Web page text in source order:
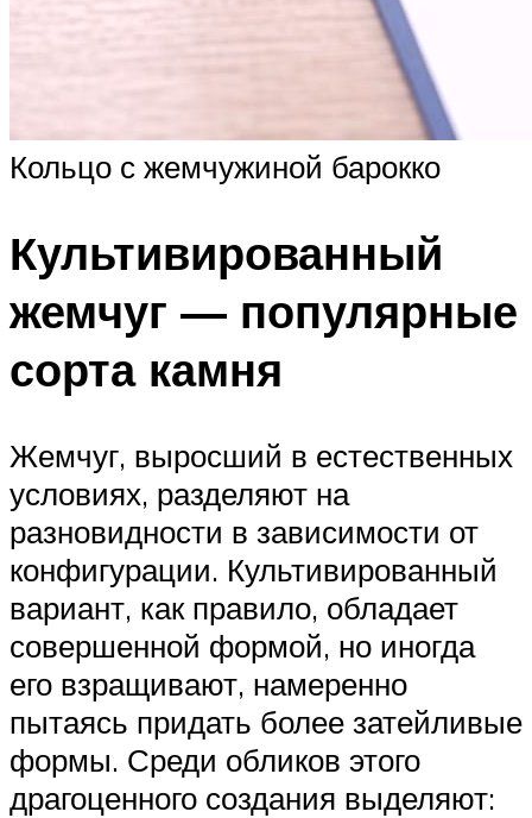
Кольцо с жемчужиной барокко
Культивированный
жемчуг — популярные
сорта камня
Жемчуг, выросший в естественных
условиях, разделяют на
разновидности в зависимости от
конфигурации. Культивированный
вариант, как правило, обладает
совершенной формой, но иногда
его взращивают, намеренно
пытаясь придать более затейливые
формы. Среди обликов этого
драгоценного создания выделяют: